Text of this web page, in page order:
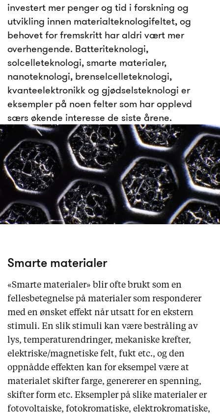
investert mer penger og tid i forskning og
utvikling innen materialteknologifeltet, og
behovet for fremskritt har aldri vært mer
overhengende. Batteriteknologi,
solcelleteknologi, smarte materialer,
nanoteknologi, brenselcelleteknologi,
kvanteelektronikk og gjødselsteknologi er
eksempler på noen felter som har opplevd
særs økende interesse de siste årene.
Smarte materialer
«Smarte materialer» blir ofte brukt som en
fellesbetegnelse på materialer som responderer
med en ønsket effekt når utsatt for en ekstern
stimuli. En slik stimuli kan være bestråling av
lys, temperaturendringer, mekaniske krefter,
elektriske/magnetiske felt, fukt etc., og den
oppnådde effekten kan for eksempel være at
materialet skifter farge, genererer en spenning,
skifter form etc. Eksempler på slike materialer er
fotovoltaiske, fotokromatiske, elektrokromatiske,